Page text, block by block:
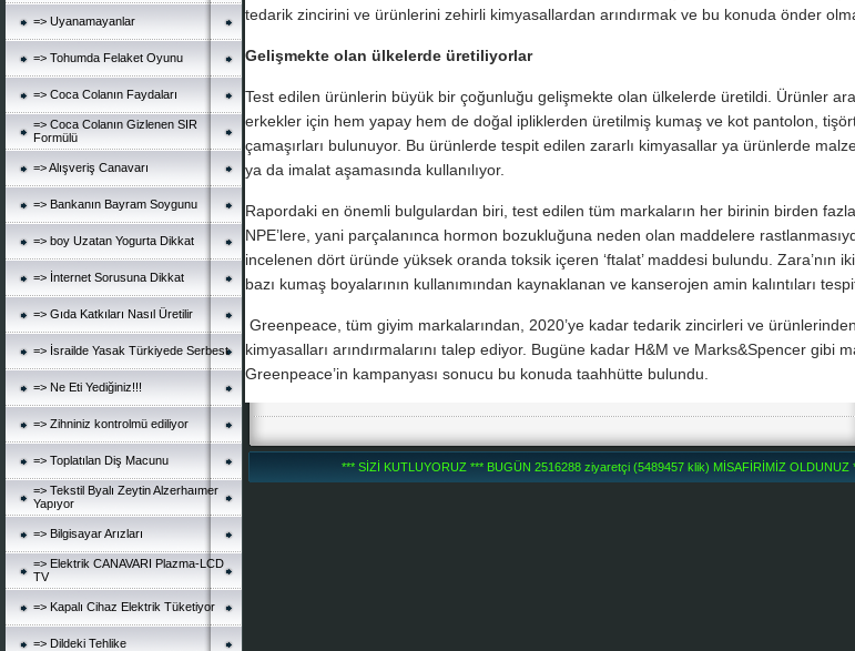
=> Uyanamayanlar
=> Tohumda Felaket Oyunu
=> Coca Colanın Faydaları
=> Coca Colanın Gizlenen SIR
Formülü
=> Alışveriş Canavarı
=> Bankanın Bayram Soygunu
=> boy Uzatan Yogurta Dikkat
=> İnternet Sorusuna Dikkat
=> Gıda Katkıları Nasıl Üretilir
=> İsrailde Yasak Türkiyede Serbest
=> Ne Eti Yediğiniz!!!
=> Zihniniz kontrolmü ediliyor
=> Toplatılan Diş Macunu
=> Tekstil Byalı Zeytin Alzerhaımer
Yapıyor
=> Bilgisayar Arızları
=> Elektrik CANAVARI Plazma-LCD
TV
=> Kapalı Cihaz Elektrik Tüketiyor
=> Dildeki Tehlike
tedarik zincirini ve ürünlerini zehirli kimyasallardan arındırmak ve bu konuda önder
Gelişmekte olan ülkelerde üretiliyorlar
Test edilen ürünlerin büyük bir çoğunluğu gelişmekte olan ülkelerde üretildi. Ürünler
erkekler için hem yapay hem de doğal ipliklerden üretilmiş kumaş ve kot pantolon,
çamaşırları bulunuyor. Bu ürünlerde tespit edilen zararlı kimyasallar ya ürünlerde
ya da imalat aşamasında kullanılıyor.
Rapordaki en önemli bulgulardan biri, test edilen tüm markaların her birinin birden
NPE’lere, yani parçalanınca hormon bozukluğuna neden olan maddelere
incelenen dört üründe yüksek oranda toksik içeren ‘ftalat’ maddesi bulundu. Zara’nın
bazı kumaş boyalarının kullanımından kaynaklanan ve kanserojen amin kalıntıları
Greenpeace, tüm giyim markalarından, 2020’ye kadar tedarik zincirleri ve
kimyasalları arındırmalarını talep ediyor. Bugüne kadar H&M ve Marks&Spencer gibi
Greenpeace’in kampanyası sonucu bu konuda taahhütte bulundu.
*** SİZİ KUTLUYORUZ *** BUGÜN 2516288 ziyaretçi (5489457 klik) MİSAFİRİMİZ OLDUNUZ